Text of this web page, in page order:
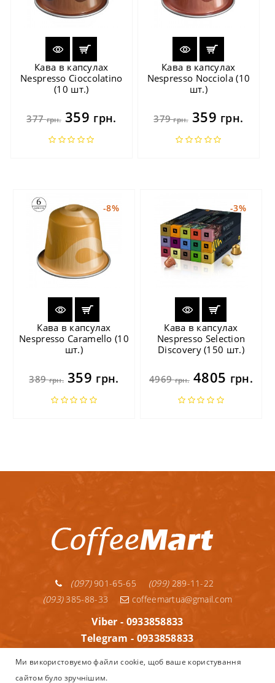
Кава в капсулах
Nespresso Cioccolatino
(10 шт.)
377грн.359 грн.
Кава в капсулах
Nespresso Nocciola (10
шт.)
379грн.359 грн.
-8%
Кава в капсулах
Nespresso Caramello (10
шт.)
389грн.359 грн.
-3%
Кава в капсулах
Nespresso Selection
Discovery (150 шт.)
4969грн.4805 грн.
(097)901-65-65 (099)289-11-22
(093)385-88-33 coffeemartua@gmail.com
Viber - 0933858833
Telegram - 0933858833
WhatsApp - 0933858833
Ми використовуємо файли cookie, щоб ваше користування
сайтом було зручнішим.